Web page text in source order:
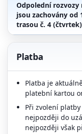
Odpolední rozvozy
jsou zachovány od
trasou č. 4 (čtvrtek)
Platba
Platba je
platební kartou
Při zvolení
nejpozději do
nejpozději však